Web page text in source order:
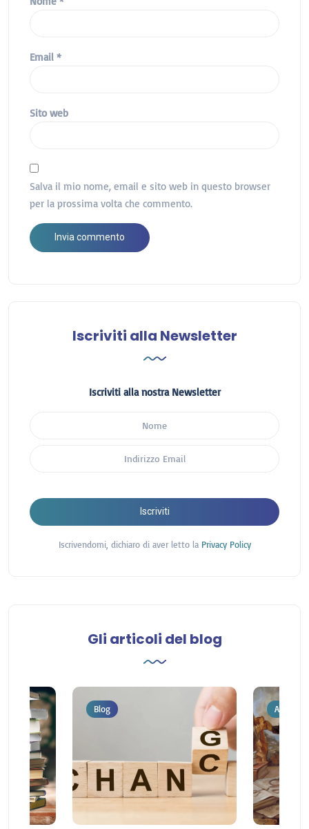
Email *
Sito web
Salva il mio nome, email e sito web in questo browser
per la prossima volta che commento.
Iscriviti alla Newsletter
Iscriviti alla nostra Newsletter
Iscriviti
Iscrivendomi, dichiaro di aver letto la Privacy Policy
Gli articoli del blog
Blog Archivio